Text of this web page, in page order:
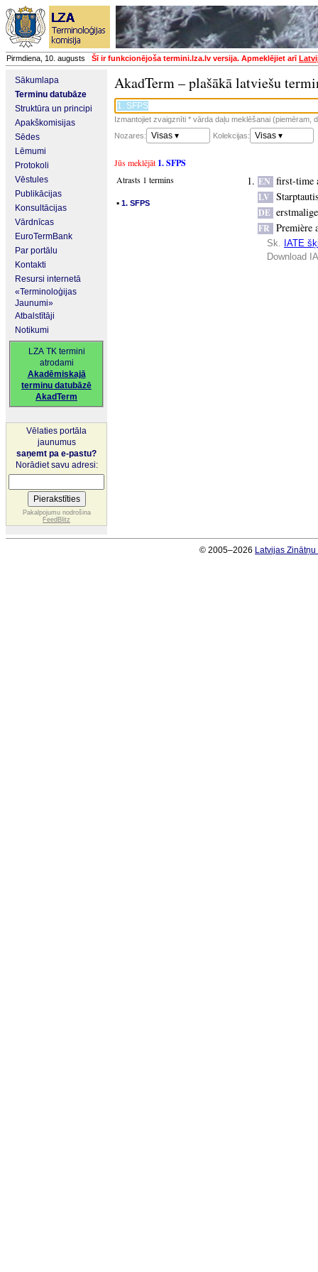
Pirmdiena, 10. augusts Šī ir funkcionējoša termini.lza.lv versija. Apmeklējiet arī
Sākumlapa
Terminu datubāze
Struktūra un principi
Apakškomisijas
Sēdes
Lēmumi
Protokoli
Vēstules
Publikācijas
Konsultācijas
Vārdnīcas
EuroTermBank
Par portālu
Kontakti
Resursi internetā
«Terminoloģijas
Jaunumi»
Atbalstītāji
Notikumi
LZA TK termini
atrodami
Akadēmiskajā
terminu datubāzē
AkadTerm
Vēlaties portāla
jaunumus
saņemt pa e-pastu?
Norādiet savu adresi:
Pakalpojumu nodrošina
FeedBlitz
AkadTerm – plašākā latviešu
Izmantojiet zvaigznīti * vārda daļu meklēšanai (piemēram,
Nozares:
Visas ▾ Kolekcijas: Visas ▾
Jūs meklējāt 1. SFPS
Atrasts 1 termins
▪ 1. SFPS
EN first-time
LV
DE
FR Première
Sk. IATE
Download
© 2005–2026 Latvijas